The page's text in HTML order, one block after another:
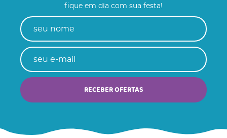
fique em dia com sua festa!
RECEBER OFERTAS